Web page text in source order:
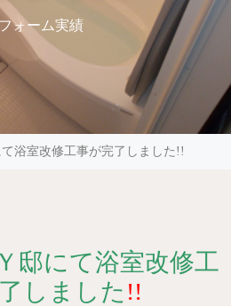
ォーム実績
浴室改修工事が完了しました!!
邸にて浴室改修工
しました !!